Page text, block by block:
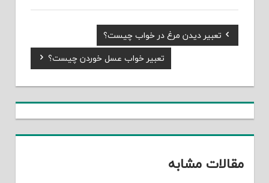
راهبری
Previous
Post:
تعبیر دیدن مرغ در خواب چیست؟
Next
Post:
تعبیر خواب عسل خوردن چیست؟
مقالات مشابه